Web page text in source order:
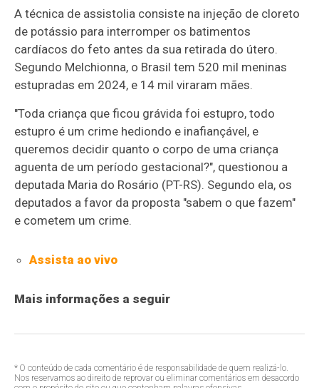
A técnica de assistolia consiste na injeção de cloreto
de potássio para interromper os batimentos
cardíacos do feto antes da sua retirada do útero.
Segundo Melchionna, o Brasil tem 520 mil meninas
estupradas em 2024, e 14 mil viraram mães.
"Toda criança que ficou grávida foi estupro, todo
estupro é um crime hediondo e inafiançável, e
queremos decidir quanto o corpo de uma criança
aguenta de um período gestacional?", questionou a
deputada Maria do Rosário (PT-RS). Segundo ela, os
deputados a favor da proposta "sabem o que fazem"
e cometem um crime.
Assista ao vivo
Mais informações a seguir
* O conteúdo de cada comentário é de responsabilidade de quem realizá-lo.
Nos reservamos ao direito de reprovar ou eliminar comentários em desacordo